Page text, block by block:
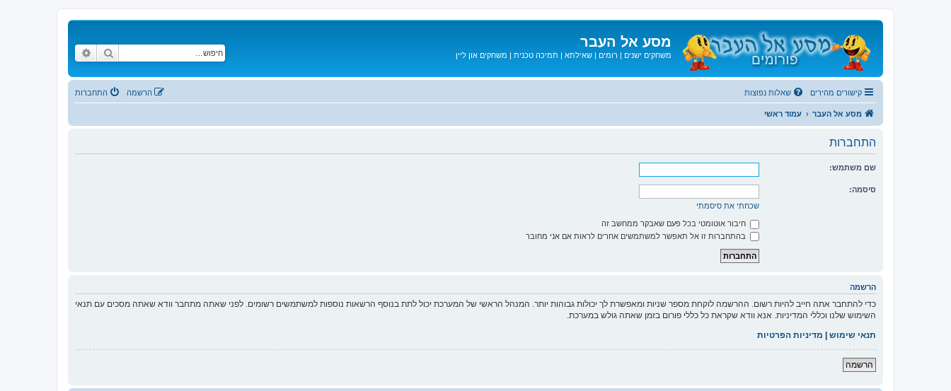
מסע אל העבר
משחקים ישנים | רומים | שאילתא | תמיכה טכנית | משחקים און ליין חיפוש
קישורים מהירים שאלות נפוצות התחברות הרשמה
מסע אל העבר עמוד ראשי
התחברות
שם משתמש:
סיסמה:
שכחתי את סיסמתי
חיבור אוטומטי בכל פעם שאבקר ממחשב זה
בהתחברות זו אל תאפשר למשתמשים אחרים לראות אם אני מחובר
הרשמה
כדי להתחבר אתה חייב להיות רשום. ההרשמה לוקחת מספר שניות ומאפשרת לך יכולות גבוהות יותר. המנהל הראשי של המערכת יכול לתת בנוסף הרשאות נוספות למשתמשים רשומים. לפני שאתה מתחבר וודא שאתה מסכים עם תנאי
השימוש שלנו וכללי המדיניות. אנא וודא שקראת כל כללי פורום בזמן שאתה גולש במערכת.
תנאי שימוש | מדיניות הפרטיות
הרשמה